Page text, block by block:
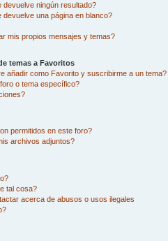
devuelve ningún resultado?
devuelve una página en blanco?
mis propios mensajes y temas?
temas a Favoritos
añadir como Favorito y suscribirme a un tema?
o tema específico?
permitidos en este foro?
archivos adjuntos?
tal cosa?
acerca de abusos o usos ilegales